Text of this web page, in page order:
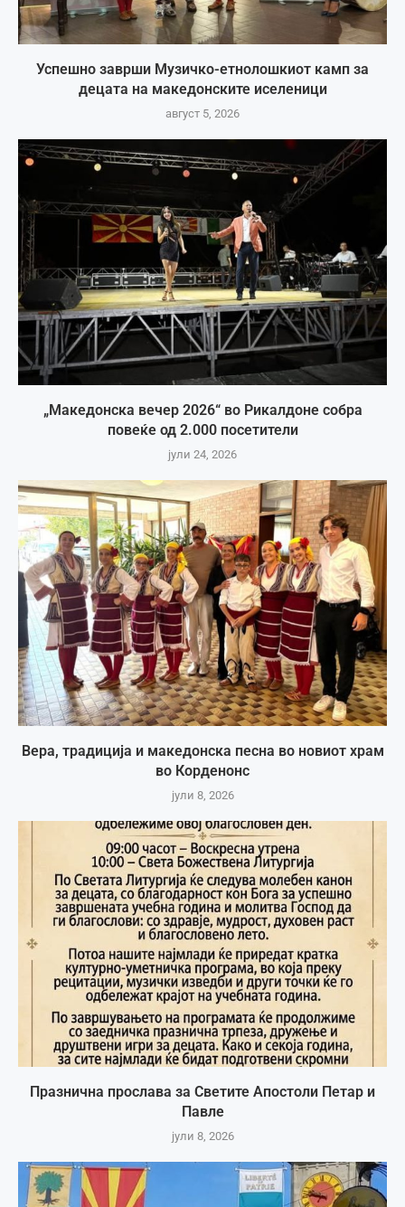
Успешно заврши Музичко-етнолошкиот камп за
децата на македонските иселеници
август 5, 2026
„Македонска вечер 2026“ во Рикалдоне собра
повеќе од 2.000 посетители
јули 24, 2026
Вера, традиција и македонска песна во новиот храм
во Корденонс
јули 8, 2026
Празнична прослава за Светите Апостоли Петар и
Павле
јули 8, 2026